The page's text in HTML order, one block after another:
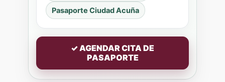
Pasaporte Ciudad Acuña
✓ AGENDAR CITA DE
PASAPORTE